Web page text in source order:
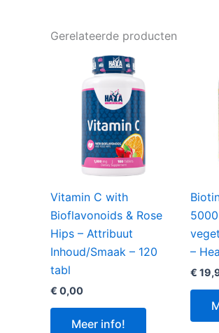
Gerelateerde producten
Vitamin C with
Bioflavonoids & Rose
Hips – Attribuut
Inhoud/Smaak – 120
tabl
€ 0,00
Meer info!
–
€